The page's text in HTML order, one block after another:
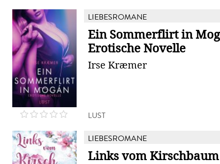
LIEBESROMANE
Ein Sommerflirt in
Erotische Novelle
Irse Kræmer
LUST
LIEBESROMANE
Links vom Kirschbaum